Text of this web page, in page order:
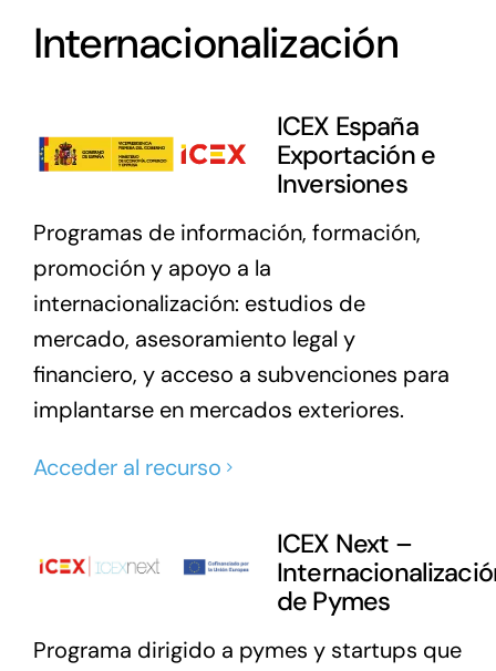
Internacionalización
ICEX España
Exportación e
Inversiones
Programas de información, formación,
promoción y apoyo a la
internacionalización: estudios de
mercado, asesoramiento legal y
financiero, y acceso a subvenciones para
implantarse en mercados exteriores.
Acceder al recurso
ICEX Next –
de Pymes
Programa dirigido a pymes y startups que